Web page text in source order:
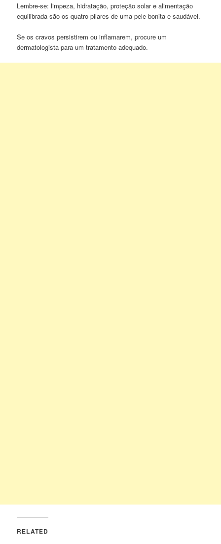
Lembre-se: limpeza, hidratação, proteção solar e alimentação
equilibrada são os quatro pilares de uma pele bonita e saudável.
Se os cravos persistirem ou inflamarem, procure um
dermatologista para um tratamento adequado.
RELATED